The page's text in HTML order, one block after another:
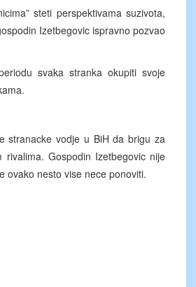
steti perspektivama suzivota,
Izetbegovic ispravno pozvao
svaka stranka okupiti svoje
stranacke vodje u BiH da brigu za
Gospodin Izetbegovic nije
ovako nesto vise nece ponoviti.